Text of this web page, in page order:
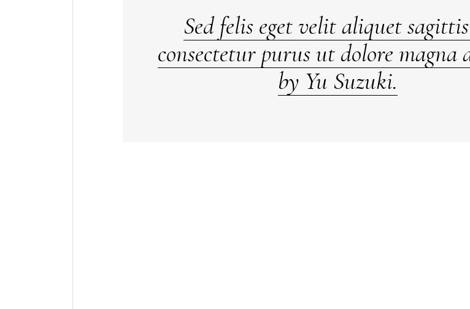
Sed felis eget velit aliquet
consectetur purus ut dolore magna
by Yu Suzuki.